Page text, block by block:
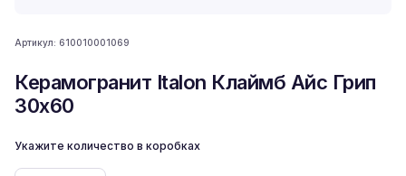
Артикул: 610010001069
Керамогранит Italon Клаймб Айс Грип
30x60
Укажите количество в коробках